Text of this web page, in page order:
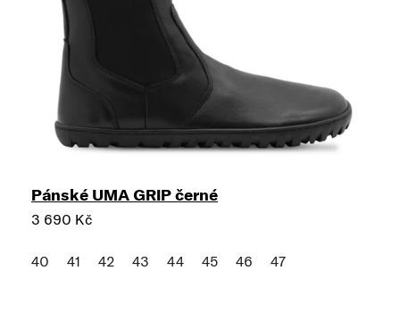
Pánské UMA GRIP černé
3 690 Kč
40 41 42 43 44 45 46 47